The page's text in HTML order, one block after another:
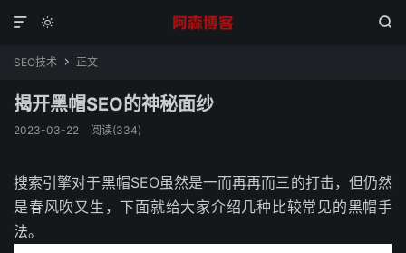
 

SEO技术  正文
揭开黑帽SEO的神秘面纱
2023-03-22 阅读(334)
搜索引擎对于黑帽SEO虽然是一而再再而三的打击，但仍然
是春风吹又生，下面就给大家介绍几种比较常见的黑帽手
法。